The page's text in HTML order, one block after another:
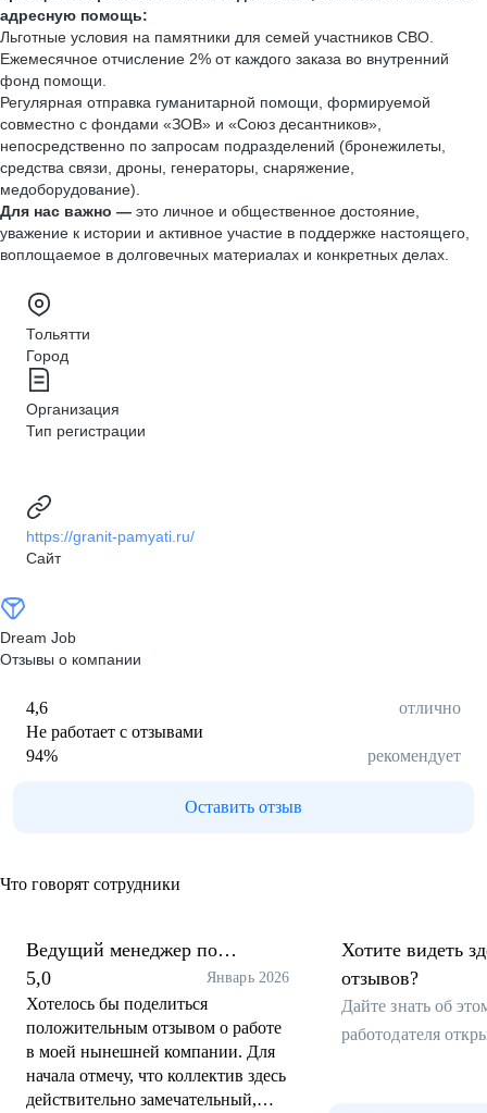
адресную помощь:
Льготные условия на памятники для семей участников СВО.
Ежемесячное отчисление 2% от каждого заказа во внутренний
фонд помощи.
Регулярная отправка гуманитарной помощи, формируемой
совместно с фондами «ЗОВ» и «Союз десантников»,
непосредственно по запросам подразделений (бронежилеты,
средства связи, дроны, генераторы, снаряжение,
медоборудование).
Для нас важно — это личное и общественное достояние,
уважение к истории и активное участие в поддержке настоящего,
воплощаемое в долговечных материалах и конкретных делах.
Тольятти
Город
Организация
Тип регистрации
https://granit-pamyati.ru/
Сайт
Dream Job
Отзывы о компании
4,6
отлично
Не работает с отзывами
94% рекомендует
Оставить отзыв
Что говорят сотрудники
Ведущий менеджер по
продажам
5,0 Январь 2026
Хотелось бы поделиться
положительным отзывом о работе
в моей нынешней компании. Для
начала отмечу, что коллектив здесь
действительно замечательный,
Хотите видеть
отзывов?
Дайте знать об
работодателя